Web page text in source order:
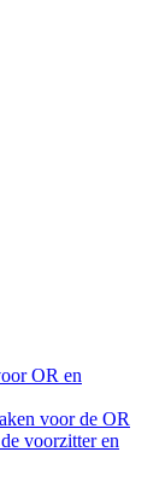
OR en
voor de OR
voorzitter en